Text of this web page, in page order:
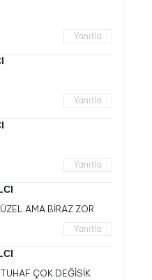
Yanıtla
Yanıtla
Yanıtla
AMA BİRAZ ZOR
Yanıtla
ÇOK DEĞİSİK